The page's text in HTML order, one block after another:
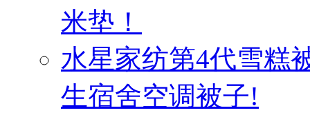
米垫！
水星家纺第4代雪糕
生宿舍空调被子!